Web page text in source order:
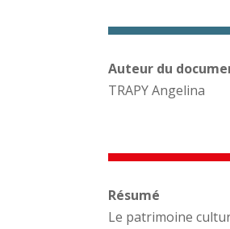
Auteur du
TRAPY Angelina
Résumé
Le patrimoine